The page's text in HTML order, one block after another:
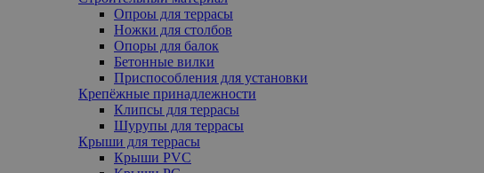
Опроы для террасы
Ножки для столбов
Опоры для балок
Бетонные вилки
Приспособления для установки
Крепёжные принадлежности
Клипсы для террасы
Шурупы для террасы
Крыши для террасы
Крыши PVC